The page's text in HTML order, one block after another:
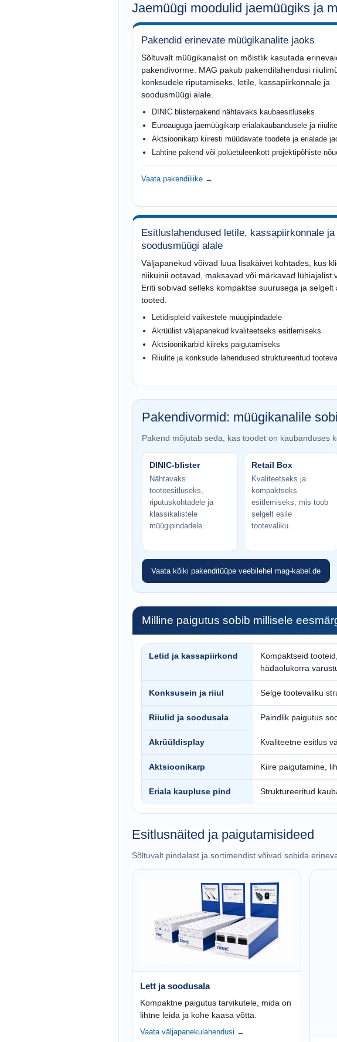
Jaemüügi moodulid jaemüügiks ja
Pakendid erinevate müügikanalite jaoks
Sõltuvalt müügikanalist on mõistlik kasutada
pakendivorme. MAG pakub pakendilahendusi
konksudele riputamiseks, letile, kassapiirkonnale ja
soodusmüügi alale.
DINIC blisterpakend nähtavaks kaubaesitluseks
Euroauguga jaemüügikarp erialakaubandusele ja
Aktsioonikarp kiiresti müüdavate toodete ja erialade
Lahtine pakend või polüetüleenkott projektipõhiste
Vaata pakendiliike →
Esitluslahendused letile, kassapiirkonnale ja
soodusmüügi alale
Väljapanekud võivad luua lisakäivet kohtades, kus
niikuinii ootavad, maksavad või märkavad lühiajalist
Eriti sobivad selleks kompaktse suurusega ja selgelt
tooted.
Letidispleid väikestele müügipindadele
Akrüülist väljapanekud kvaliteetseks esitlemiseks
Aktsioonikarbid kiireks paigutamiseks
Riiulite ja konksude lahendused struktureeritud
Pakendivormid: müügikanalile
Pakend mõjutab seda, kas toodet on kaubanduses
DINIC-blister
Nähtavaks
tooteesitluseks,
riputuskohtadele ja
klassikalistele
müügipindadele.
Retail Box
Kvaliteetseks ja
kompaktseks
esitlemiseks, mis toob
selgelt esile
tootevaliku.
Vaata kõiki pakenditüüpe veebilehel mag-kabel.de
Milline paigutus sobib millisele
Letid ja kassapiirkond
Kompaktseid
hädaolukorra
Konksusein ja riiul Selge tootevaliku
Riiulid ja soodusala Paindlik paigutus
Akrüüldisplay Kvaliteetne esitlus
Aktsioonikarp Kiire paigutamine,
Eriala kaupluse pind Struktureeritud
Esitlusnäited ja paigutamisideed
Sõltuvalt pindalast ja sortimendist võivad sobida
Lett ja soodusala
Kompaktne paigutus tarvikutele, mida on
lihtne leida ja kohe kaasa võtta.
Vaata väljapanekulahendusi →